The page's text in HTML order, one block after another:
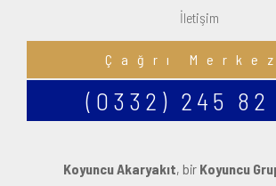
İletişim
Çağrı
(0332) 245 82
Koyuncu Akaryakıt, bir Koyuncu